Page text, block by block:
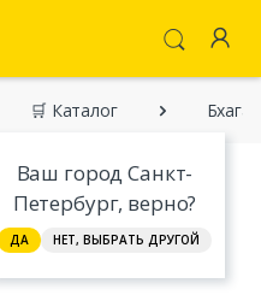
Ваш город Санкт-
Петербург, верно?
ДА НЕТ, ВЫБРАТЬ ДРУГОЙ
🛒 Каталог